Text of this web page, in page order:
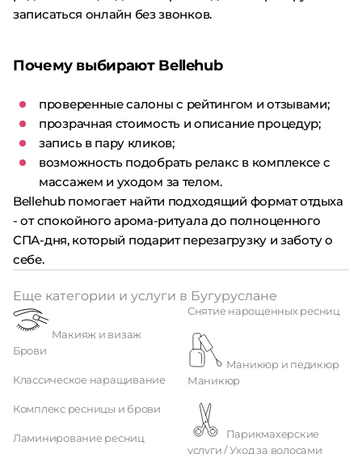
записаться онлайн без звонков.
Почему выбирают Bellehub
проверенные салоны с рейтингом и отзывами;
прозрачная стоимость и описание процедур;
запись в пару кликов;
возможность подобрать релакс в комплексе с
массажем и уходом за телом.
Bellehub помогает найти подходящий формат отдыха
- от спокойного арома-ритуала до полноценного
СПА-дня, который подарит перезагрузку и заботу о
себе.
Еще категории и услуги в Бугуруслане
Макияж и визаж
Брови
Классическое наращивание
Комплекс ресницы и брови
Ламинирование ресниц
Снятие нарощенных ресниц
Маникюр и педикюр
Маникюр
услуги / Уход за волосами